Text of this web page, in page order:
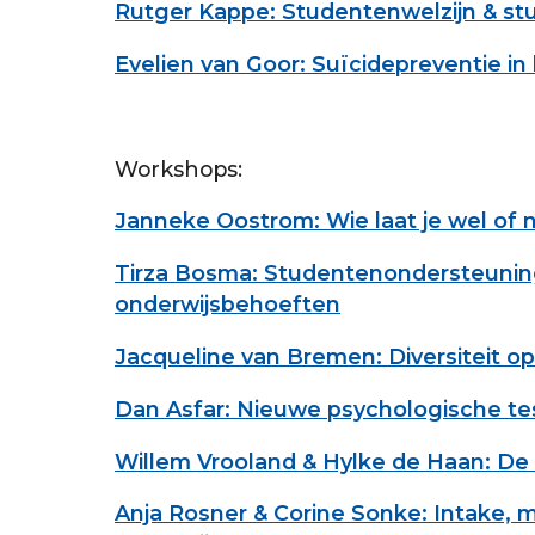
Rutger Kappe: Studentenwelzijn &
Evelien van Goor: Suïcidepreventie in
Workshops:
Janneke Oostrom: Wie laat je wel of
Tirza Bosma:
onderwijsbehoeften
Jacqueline van Bremen: Diversiteit
Dan Asfar: Nieuwe psychologische
Willem Vrooland & Hylke de Haan:
Anja Rosner & Corine Sonke: Intake,